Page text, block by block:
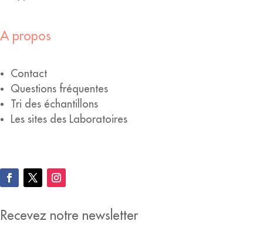
A propos
Contact
Questions fréquentes
Tri des échantillons
Les sites des Laboratoires
Recevez notre newsletter